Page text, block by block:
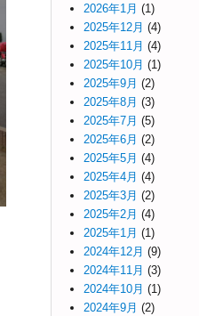
2026年1月 (1)
2025年12月 (4)
2025年11月 (4)
2025年10月 (1)
2025年9月 (2)
2025年8月 (3)
2025年7月 (5)
2025年6月 (2)
2025年5月 (4)
2025年4月 (4)
2025年3月 (2)
2025年2月 (4)
2025年1月 (1)
2024年12月 (9)
2024年11月 (3)
2024年10月 (1)
2024年9月 (2)